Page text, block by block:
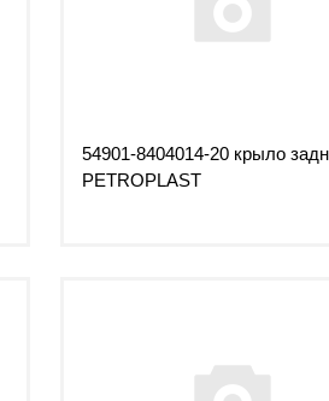
54901-8404014-20 крыло
PETROPLAST